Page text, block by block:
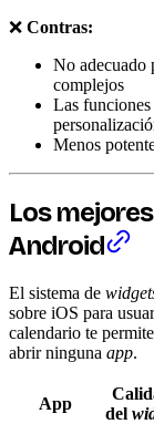
❌ Contras:
No adecuado
complejos
Las
Menos
Los mejores
Android
El sistema de
sobre iOS para
calendario te
abrir ninguna app.
App
del